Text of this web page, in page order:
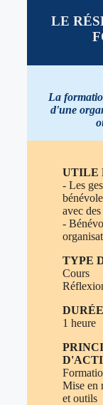
LE
La
d'une
UTILE
- Les
avec
-
TYPE
Cours
DURÉE
1 heure
Mise en
et outils